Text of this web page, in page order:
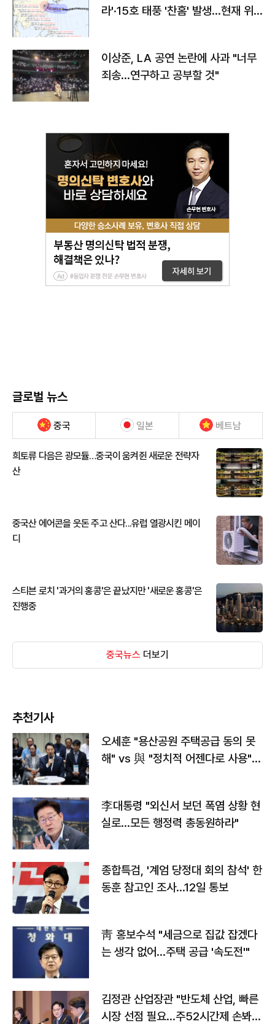
라'·15호 태풍 '찬홈' 발생…현재 위
이상준, LA 공연 논란에 사과 "너무
죄송…연구하고 공부할 것"
글로벌 뉴스
중국 일본 베트남
희토류 다음은 광모듈…중국이 움켜쥔 새로운 전략자
산
중국산 에어콘을 웃돈 주고 산다...유럽 열광시킨 메이
디
스티븐 로치 '과거의 홍콩'은 끝났지만 '새로운 홍콩'은
진행중
중국뉴스 더보기
추천기사
오세훈 "용산공원 주택공급 동의 못
해" vs 與 "정치적 어젠다로 사용"
李대통령 "외신서 보던 폭염 상황 현
실로…모든 행정력 총동원하라"
종합특검, '계엄 당정대 회의 참석' 한
동훈 참고인 조사...12일 통보
靑 홍보수석 "세금으로 집값 잡겠다
는 생각 없어…주택 공급 '속도전'"
김정관 산업장관 "반도체 산업, 빠른
시장 선점 필요…주52시간제 손봐